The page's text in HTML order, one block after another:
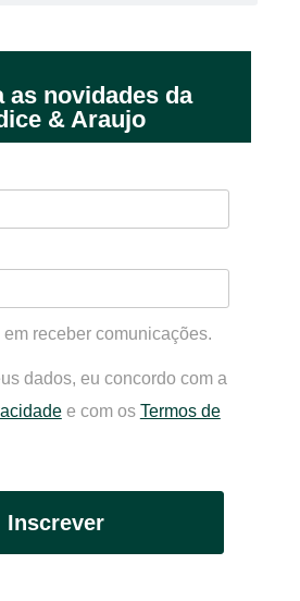
as novidades da
& Araujo
receber comunicações.
dados, eu concordo com a
e com os Termos de
Inscrever